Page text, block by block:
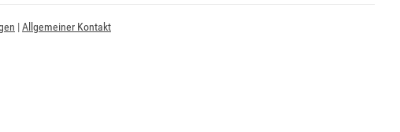
|Allgemeiner Kontakt